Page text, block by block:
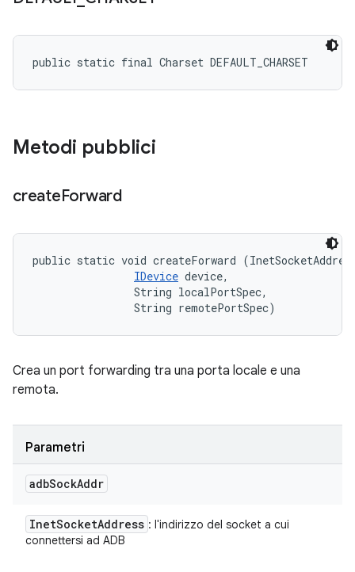
public static final Charset DEFAULT_CHARSET
Metodi pubblici
createForward
public static void createForward
IDevice device,
                String localPortSpec,
                String remotePortSpec)
Crea un port forwarding tra una porta locale e una
remota.
Parametri
adbSockAddr
InetSocketAddress : l'indirizzo del socket a cui
connettersi ad ADB